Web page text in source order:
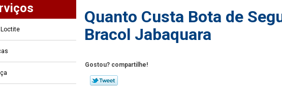
Quanto Custa Bota de
Bracol Jabaquara
Gostou? compartilhe!